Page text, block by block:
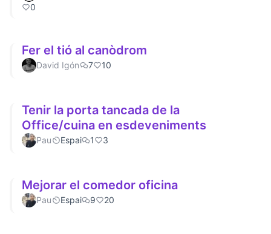
0
Fer el tió al canòdrom
David Igón 7 10
Tenir la porta tancada de la
Office/cuina en esdeveniments
Pau Espai 1 3
Mejorar el comedor oficina
Pau Espai 9 20